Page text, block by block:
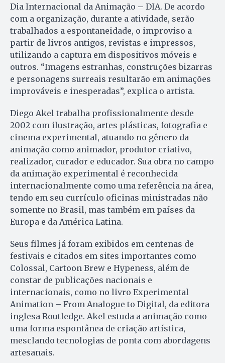
Dia Internacional da Animação – DIA. De acordo
com a organização, durante a atividade, serão
trabalhados a espontaneidade, o improviso a
partir de livros antigos, revistas e impressos,
utilizando a captura em dispositivos móveis e
outros. “Imagens estranhas, construções bizarras
e personagens surreais resultarão em animações
improváveis e inesperadas”, explica o artista.
Diego Akel trabalha profissionalmente desde
2002 com ilustração, artes plásticas, fotografia e
cinema experimental, atuando no gênero da
animação como animador, produtor criativo,
realizador, curador e educador. Sua obra no campo
da animação experimental é reconhecida
internacionalmente como uma referência na área,
tendo em seu currículo oficinas ministradas não
somente no Brasil, mas também em países da
Europa e da América Latina.
Seus filmes já foram exibidos em centenas de
festivais e citados em sites importantes como
Colossal, Cartoon Brew e Hypeness, além de
constar de publicações nacionais e
internacionais, como no livro Experimental
Animation – From Analogue to Digital, da editora
inglesa Routledge. Akel estuda a animação como
uma forma espontânea de criação artística,
mesclando tecnologias de ponta com abordagens
artesanais.